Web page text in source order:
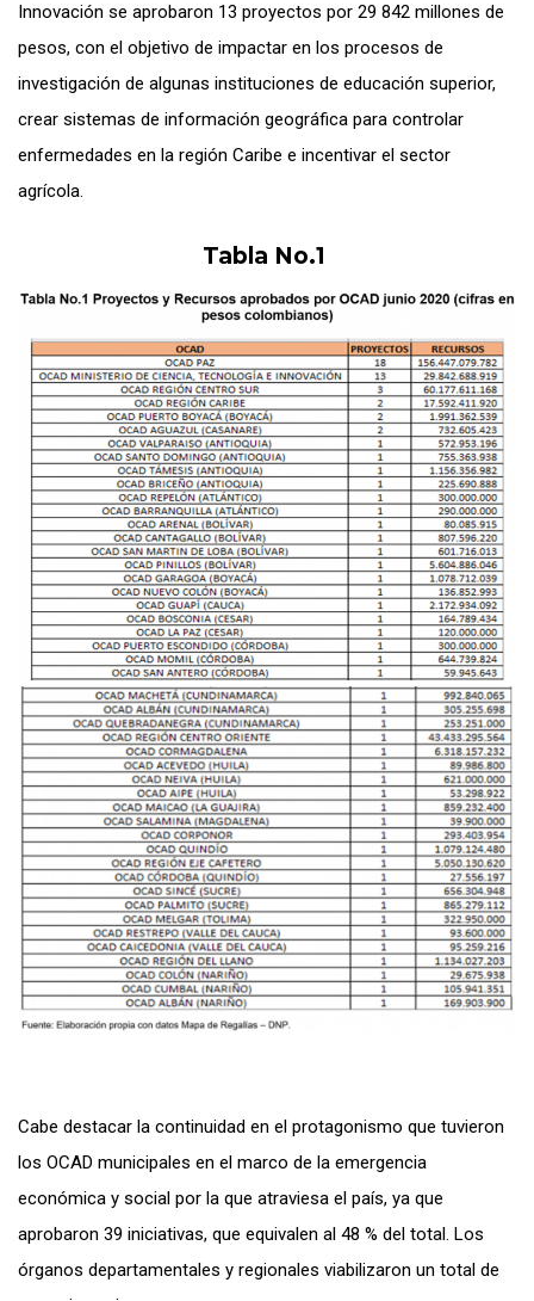
Innovación se aprobaron 13 proyectos por 29 842 millones de
pesos, con el objetivo de impactar en los procesos de
investigación de algunas instituciones de educación superior,
crear sistemas de información geográfica para controlar
enfermedades en la región Caribe e incentivar el sector
agrícola.
Tabla No.1
Cabe destacar la continuidad en el protagonismo que tuvieron
los OCAD municipales en el marco de la emergencia
económica y social por la que atraviesa el país, ya que
aprobaron 39 iniciativas, que equivalen al 48 % del total. Los
órganos departamentales y regionales viabilizaron un total de